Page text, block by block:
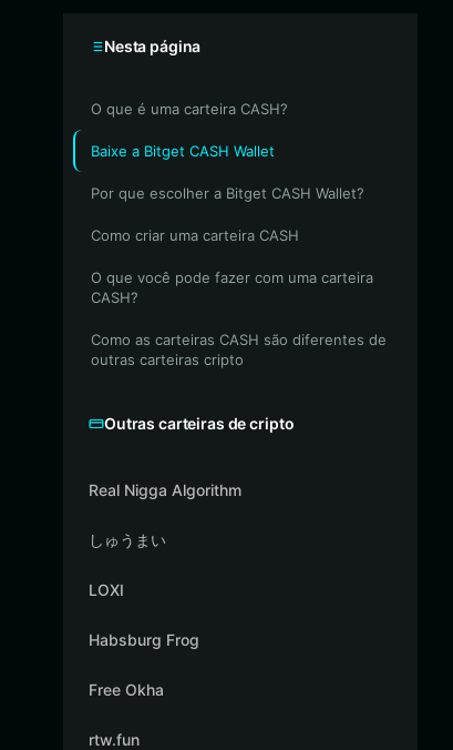
Nesta página
O que é uma carteira CASH?
Baixe a Bitget CASH Wallet
Por que escolher a Bitget CASH Wallet?
Como criar uma carteira CASH
O que você pode fazer com uma carteira
CASH?
Como as carteiras CASH são diferentes de
outras carteiras cripto
Outras carteiras de cripto
Real Nigga Algorithm
しゅうまい
LOXI
Habsburg Frog
Free Okha
rtw.fun